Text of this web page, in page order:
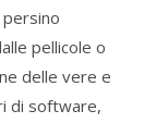
pellicole o
delle vere e
di software,